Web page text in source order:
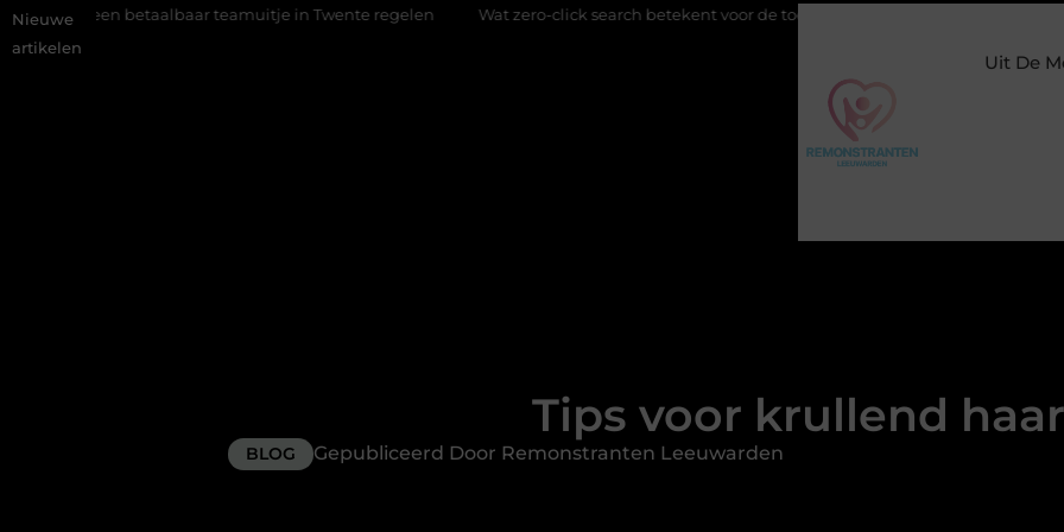
Nieuwe
artikelen
betaalbaar teamuitje in Twente regelen Wat zero-click search betekent voor de toekomst van online zichtbaarheid
Uit De
Tips voor krullend haar
BLOG Gepubliceerd Door Remonstranten Leeuwarden